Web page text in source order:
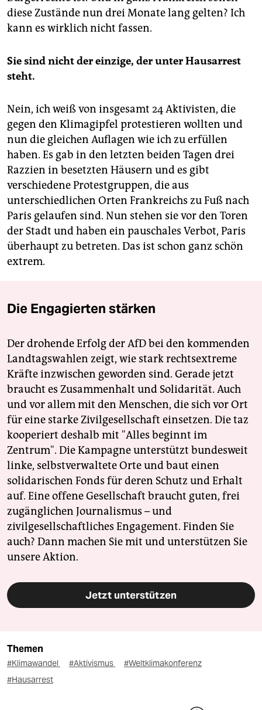
diese Zustände nun drei Monate lang gelten? Ich
kann es wirklich nicht fassen.
Sie sind nicht der einzige, der unter Hausarrest
steht.
Nein, ich weiß von insgesamt 24 Aktivisten, die
gegen den Klimagipfel protestieren wollten und
nun die gleichen Auflagen wie ich zu erfüllen
haben. Es gab in den letzten beiden Tagen drei
Razzien in besetzten Häusern und es gibt
verschiedene Protestgruppen, die aus
unterschiedlichen Orten Frankreichs zu Fuß nach
Paris gelaufen sind. Nun stehen sie vor den Toren
der Stadt und haben ein pauschales Verbot, Paris
überhaupt zu betreten. Das ist schon ganz schön
extrem.
Die Engagierten stärken
Der drohende Erfolg der AfD bei den kommenden
Landtagswahlen zeigt, wie stark rechtsextreme
Kräfte inzwischen geworden sind. Gerade jetzt
braucht es Zusammenhalt und Solidarität. Auch
und vor allem mit den Menschen, die sich vor Ort
für eine starke Zivilgesellschaft einsetzen. Die taz
kooperiert deshalb mit "Alles beginnt im
Zentrum". Die Kampagne unterstützt bundesweit
linke, selbstverwaltete Orte und baut einen
solidarischen Fonds für deren Schutz und Erhalt
auf. Eine offene Gesellschaft braucht guten, frei
zugänglichen Journalismus – und
zivilgesellschaftliches Engagement. Finden Sie
auch? Dann machen Sie mit und unterstützen Sie
unsere Aktion.
Jetzt unterstützen
Themen
#Klimawandel #Aktivismus
#Weltklimakonferenz
#Hausarrest